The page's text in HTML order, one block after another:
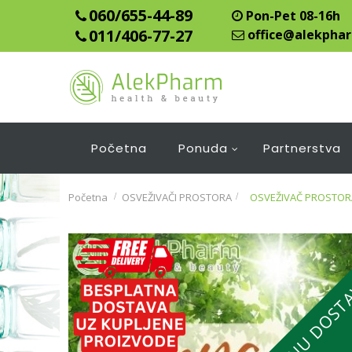
060/655-44-89
011/406-77-27
Pon-Pet 08-16h
Početna Ponuda Partnerstva
Početna OSVEŽIVAČI PROSTORA > OSVEŽIVAČ